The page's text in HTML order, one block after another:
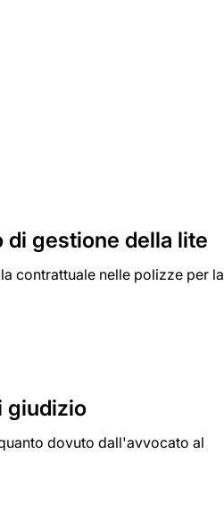
di gestione della lite
contrattuale nelle polizze per la
giudizio
dovuto dall'avvocato al